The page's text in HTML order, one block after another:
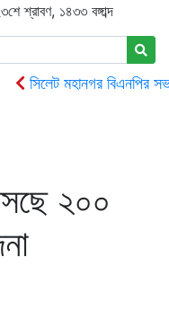
শ্রাবণ, ১৪৩৩ বঙ্গাব্দ
সিলেট মহানগর বিএনপির
নিখোঁজ আরো ২
২০০